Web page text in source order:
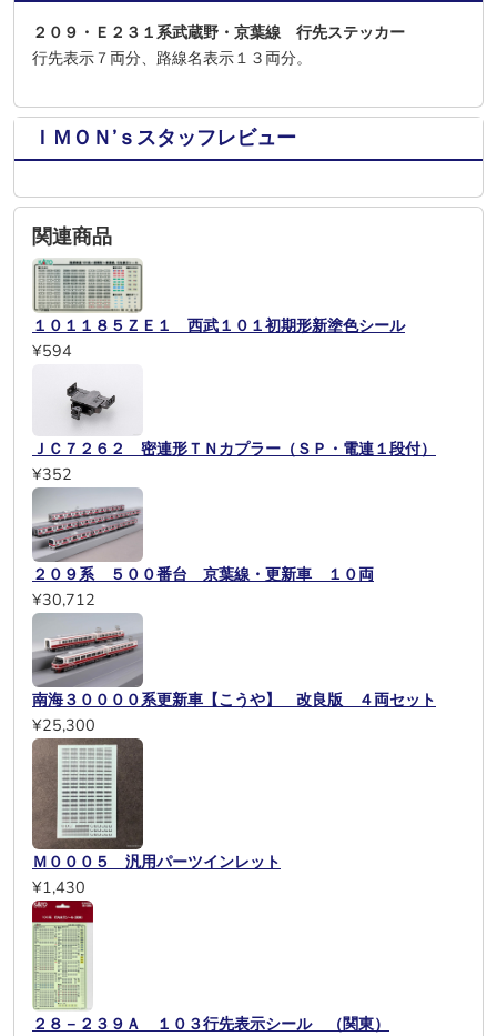
２０９・Ｅ２３１系武蔵野・京葉線 行先ステッカー
行先表示７両分、路線名表示１３両分。
ＩＭＯＮ’ｓスタッフレビュー
関連商品
１０１１８５ＺＥ１ 西武１０１初期形新塗色シール
¥594
ＪＣ７２６２ 密連形ＴＮカプラー（ＳＰ・電連１段付）
¥352
２０９系 ５００番台 京葉線・更新車 １０両
¥30,712
南海３００００系更新車【こうや】 改良版 ４両セット
¥25,300
Ｍ０００５ 汎用パーツインレット
¥1,430
２８－２３９Ａ １０３行先表示シール （関東）